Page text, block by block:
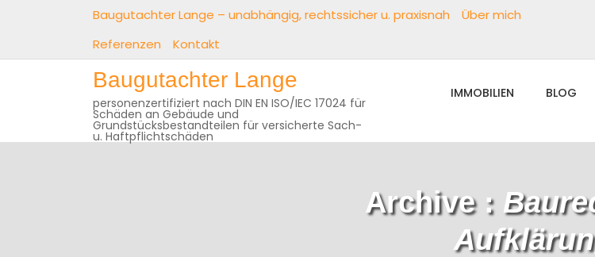
Baugutachter Lange – unabhängig, rechtssicher u. praxisnah
Über mich
Referenzen
Kontakt
Baugutachter Lange
personenzertifiziert nach DIN EN ISO/IEC 17024 für
Schäden an Gebäude und
Grundstücksbestandteilen für versicherte Sach-
u. Haftpflichtschäden
IMMOBILIEN BLOG
Archive :